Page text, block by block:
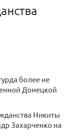
более не
Донецкой
Никиты
Захарченко на